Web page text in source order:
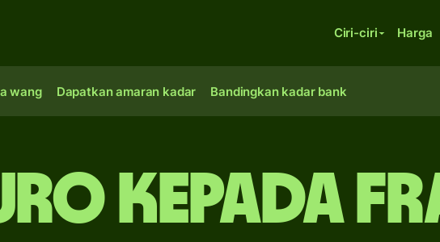
Ciri-ciri Harga
wang Dapatkan amaran kadar Bandingkan kadar bank
kepada